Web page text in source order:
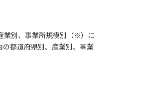
業別、事業所規模別（※）に
都道府県別、産業別、事業